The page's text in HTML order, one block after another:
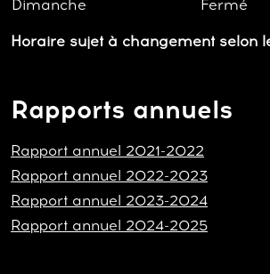
Dimanche
Fermé
Horaire sujet à changement selon
Rapports annuels
Rapport annuel 2021-2022
Rapport annuel 2022-2023
Rapport annuel 2023-2024
Rapport annuel 2024-2025